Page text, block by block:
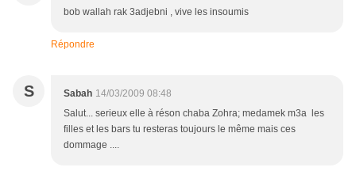
bob wallah rak 3adjebni , vive les insoumis
Répondre
S Sabah 14/03/2009 08:48
Salut... serieux elle à réson chaba Zohra; medamek m3a les
filles et les bars tu resteras toujours le même mais ces
dommage ....